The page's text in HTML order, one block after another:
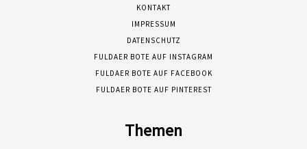
KONTAKT
IMPRESSUM
DATENSCHUTZ
FULDAER BOTE AUF INSTAGRAM
FULDAER BOTE AUF FACEBOOK
FULDAER BOTE AUF PINTEREST
Themen